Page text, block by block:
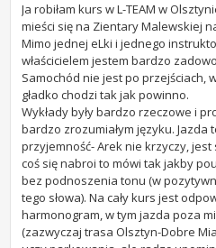
Ja robiłam kurs w L-TEAM w
mieści się na Zientary Malewskiej
Mimo jednej eLki i jednego
właścicielem jestem bardzo
Samochód nie jest po przejściach,
gładko chodzi tak jak powinno.
Wykłady były bardzo rzeczowe i
bardzo zrozumiałym języku. Jazda
przyjemność- Arek nie krzyczy,
coś się nabroi to mówi tak jakby
bez podnoszenia tonu (w
tego słowa). Na cały kurs jest
harmonogram, w tym jazda poza
(zazwyczaj trasa Olsztyn-Dobre